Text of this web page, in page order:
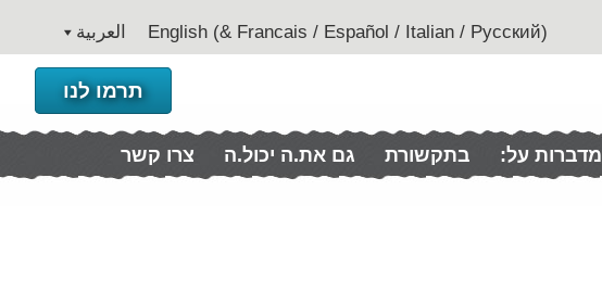
(English (& Francais / Español / Italian / Pусский العربية
תרמו לנו
מדברות על: בתקשורת גם את.ה יכול.ה צרו קשר